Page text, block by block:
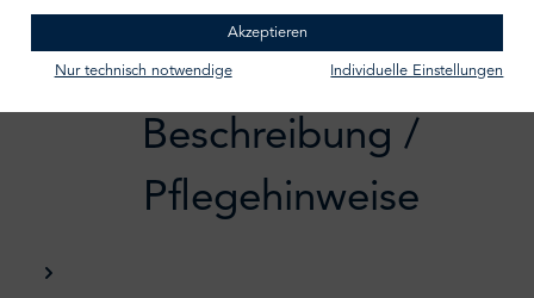
Beschreibung /
Pflegehinweise
Akzeptieren
Nur technisch notwendige Individuelle Einstellungen